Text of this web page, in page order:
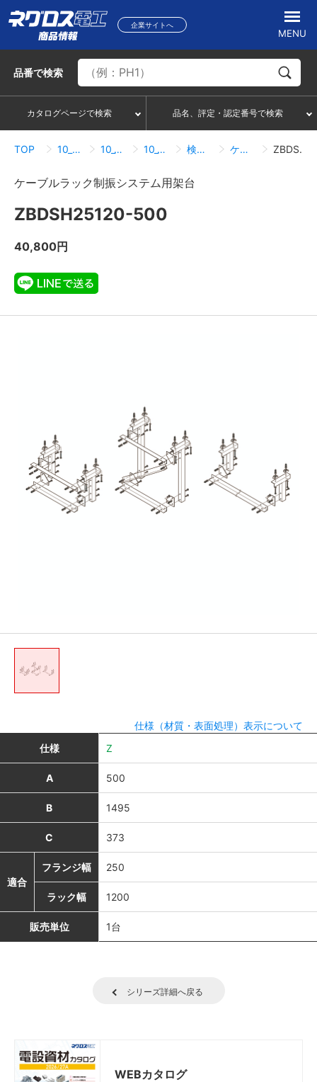
企業サイトへ
MENU
品番で検索
カタログページで検索 品名、評定・認定番号で検索
TOP 10_ケーブルラック 10_14_耐震システム 10_14_03_ケーブルラック制振システム 検索結果一覧 ケーブルラック制振システム用架台 ZBDSH25120-500
ケーブルラック制振システム用架台
ZBDSH25120-500
40,800円
仕様（材質・表面処理）表示について
仕様
Z
A 500
B 1495
C 373
適合
フランジ幅 250
ラック幅 1200
販売単位 1台
シリーズ詳細へ戻る
WEBカタログ